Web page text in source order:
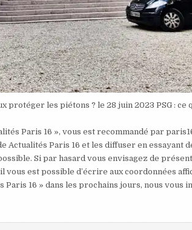
protéger les piétons ? le 28 juin 2023 PSG : ce
Paris 16 », vous est recommandé par
Paris 16 et les diffuser en essayant
Si par hasard vous envisagez de
est possible d’écrire aux coordonnées
16 » dans les prochains jours, nous vous